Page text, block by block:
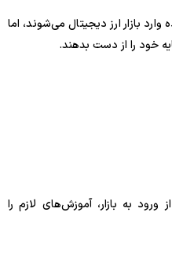
وارد بازار ارز دیجیتال می‌شوند، اما
خود را از دست بدهند.
به بازار، آموزش‌های لازم را